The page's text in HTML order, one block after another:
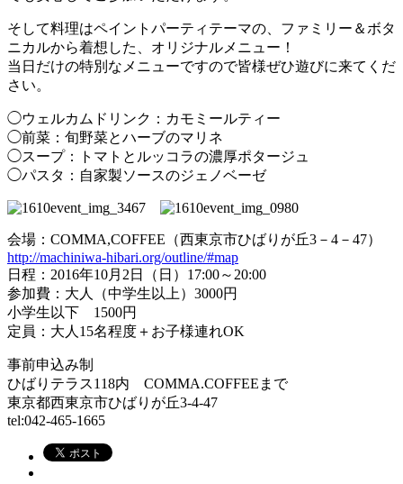
そして料理はペイントパーティテーマの、ファミリー＆ボタ
ニカルから着想した、オリジナルメニュー！
当日だけの特別なメニューですので皆様ぜひ遊びに来てくだ
さい。
◯ウェルカムドリンク：カモミールティー
◯前菜：旬野菜とハーブのマリネ
◯スープ：トマトとルッコラの濃厚ポタージュ
◯パスタ：自家製ソースのジェノベーゼ
会場：COMMA,COFFEE（西東京市ひばりが丘3－4－47）
http://machiniwa-hibari.org/outline/#map
日程：2016年10月2日（日）17:00～20:00
参加費：大人（中学生以上）3000円
小学生以下 1500円
定員：大人15名程度＋お子様連れOK
事前申込み制
ひばりテラス118内 COMMA.COFFEEまで
東京都西東京市ひばりが丘3-4-47
tel:042-465-1665